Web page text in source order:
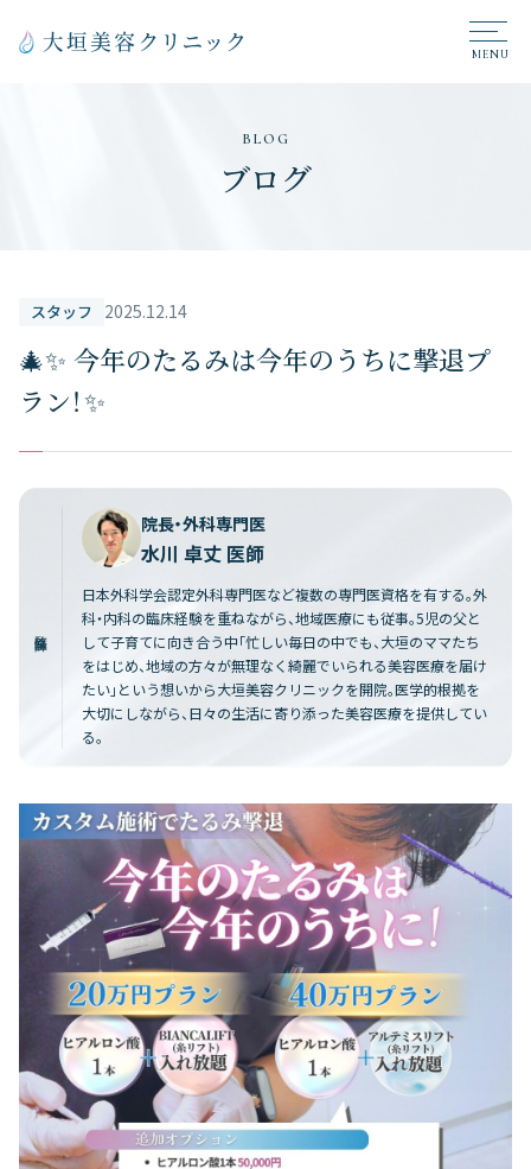
BLOG
ブログ
スタッフ 2025.12.14
🎄✨ 今年のたるみは今年のうちに撃退プ
ラン！✨
院長・外科専門医
水川 卓丈 医師
日本外科学会認定外科専門医など複数の専門医資格を有する。外
科・内科の臨床経験を重ねながら、地域医療にも従事。5児の父と
して子育てに向き合う中「忙しい毎日の中でも、大垣のママたち
をはじめ、地域の方々が無理なく綺麗でいられる美容医療を届け
たい」という想いから大垣美容クリニックを開院。医学的根拠を
大切にしながら、日々の生活に寄り添った美容医療を提供してい
る。